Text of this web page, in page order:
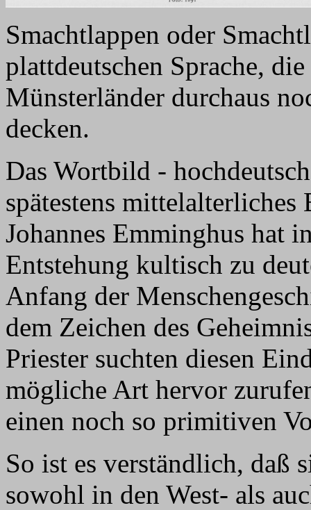
Smachtlappen oder
plattdeutschen Sprache,
Münsterländer durchaus
decken.
Das Wortbild -
spätestens
Johannes Emminghus hat
Entstehung kultisch zu
Anfang der
dem Zeichen des
Priester suchten diesen
mögliche Art hervor
einen noch so primitiven
So ist es verständlich, daß
sowohl in den West- als